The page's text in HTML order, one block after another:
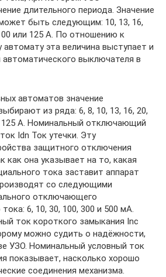
длительного периода. Значение
быть следующим: 10, 13, 16,
или 125 А. По отношению к
эта величина выступает и
выключателя в
автоматов значение
из ряда: 6, 8, 10, 13, 16, 20,
125 А. Номинальный отключающий
Idn Ток утечки. Эту
защитного отключения
как она указывает на то, какая
тока заставит аппарат
со следующими
отключающего
6, 10, 30, 100, 300 и 500 мА.
ток короткого замыкания Inc
можно судить о надёжности,
УЗО. Номинальный условный ток
показывает, насколько хорошо
соединения механизма.